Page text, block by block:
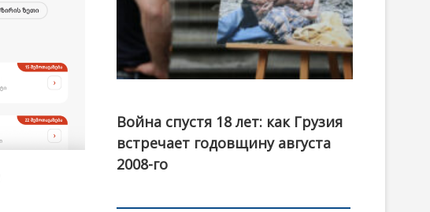
канал
Война спустя 18 лет: как Грузия
встречает годовщину августа
2008-го